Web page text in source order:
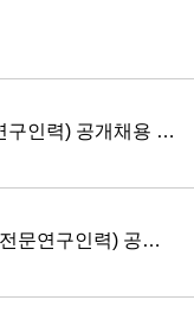
(재)율곡국학진흥원 기간제근로(전문연구인력) 공개채용 최종합격자 공고
[공지](재)율곡국학진흥원 기간제근로(전문연구인력) 공개채용 최종합격자 공고